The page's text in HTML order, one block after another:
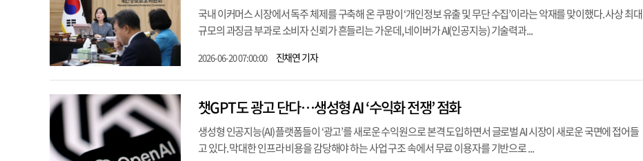
국내 이커머스 시장에서 독주 체제를 구축해 온 쿠팡이 ‘개인정보 유출 및 무단 수집’이라는 악재를 맞이했다. 사상 최대
규모의 과징금 부과로 소비자 신뢰가 흔들리는 가운데, 네이버가 AI(인공지능) 기술력과...
2026-06-20 07:00:00 진채연 기자
챗GPT도 광고 단다…생성형 AI ‘수익화 전쟁’ 점화
생성형 인공지능(AI) 플랫폼들이 ‘광고’를 새로운 수익원으로 본격 도입하면서 글로벌 AI 시장이 새로운 국면에 접어들
고 있다. 막대한 인프라 비용을 감당해야 하는 사업 구조 속에서 무료 이용자를 기반으로 ...